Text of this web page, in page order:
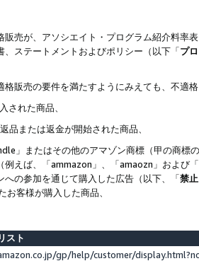
販売が、アソシエイト・プログラム紹介料率
、ステートメントおよびポリシー（以下「プ
格販売の要件を満たすようにみえても、不適
された商品、
品または返金が開始された商品、
」またはその他のアマゾン商標（甲の商
例えば、「ammazon」、「amaozn」および
への参加を通じて購入した広告（以下、「禁
お客様が購入した商品、
スト
gp/help/customer/